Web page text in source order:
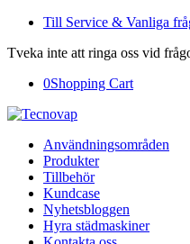
Till Service & Vanliga
Tveka inte att ringa oss vid
0Shopping Cart
Användningsområden
Produkter
Tillbehör
Kundcase
Nyhetsbloggen
Hyra städmaskiner